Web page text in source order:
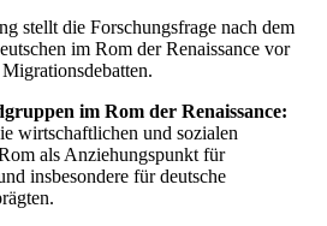
stellt die Forschungsfrage nach dem
im Rom der Renaissance vor
im Rom der Renaissance:
wirtschaftlichen und sozialen
als Anziehungspunkt für
insbesondere für deutsche